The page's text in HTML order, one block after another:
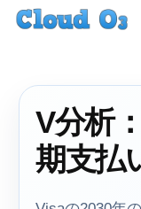
V分析
期支払